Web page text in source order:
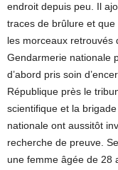
endroit depuis peu. Il
traces de brûlure et
les morceaux retrouvés
Gendarmerie nationale
d’abord pris soin
République près le
scientifique et la
nationale ont aussitôt
recherche de preuve.
une femme âgée de 28